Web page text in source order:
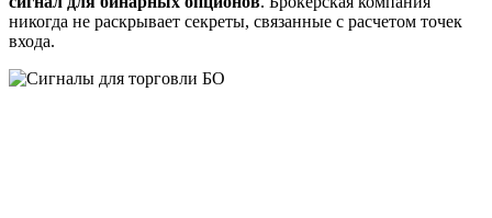
никогда не раскрывает секреты, связанные с расчетом точек
входа.